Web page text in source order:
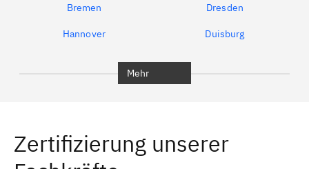
Bremen Dresden
Hannover Duisburg
Erlangen Bamberg
Bayreuth
Mehr
Zertifizierung unserer